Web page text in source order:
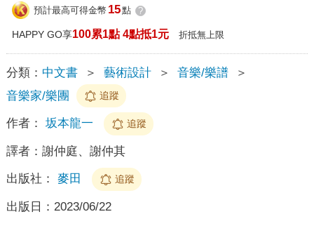
預計最高可得金幣 15點 ?
HAPPY GO享100累1點 4點抵1元 折抵無上限
分類： 中文書 ＞ 藝術設計 ＞ 音樂/樂譜
＞
音樂家/樂團
追蹤
作者： 坂本龍一 追蹤
譯者： 謝仲庭、謝仲其
出版社： 麥田 追蹤
出版日： 2023/06/22